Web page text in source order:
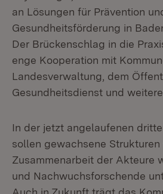
an Lösungen für Prävention
Gesundheitsförderung in
Der Brückenschlag in die
enge Kooperation mit
Landesverwaltung, dem
Gesundheitsdienst und
In der jetzt angelaufenen
sollen gewachsene
Zusammenarbeit der Akteure
und Nachwuchsforschende